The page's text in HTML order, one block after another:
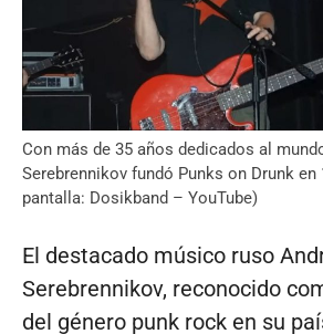
Con más de 35 años dedicados al
Serebrennikov fundó Punks on Drunk en
pantalla: Dosikband – YouTube)
El destacado músico ruso
Serebrennikov, reconocido
del género punk rock en su